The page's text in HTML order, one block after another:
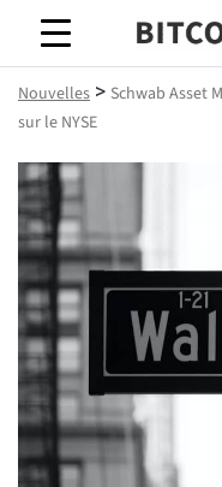
Nouvelles > Schwab Asset
sur le NYSE